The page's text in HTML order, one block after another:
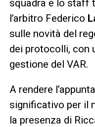
squadra e lo staff
l’arbitro Federico
sulle novità del
dei protocolli, con
gestione del VAR.
A rendere
significativo per il
la presenza di